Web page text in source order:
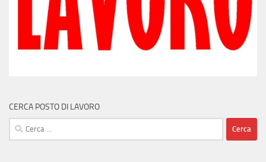
CERCA POSTO DI LAVORO
Ricerca
per: